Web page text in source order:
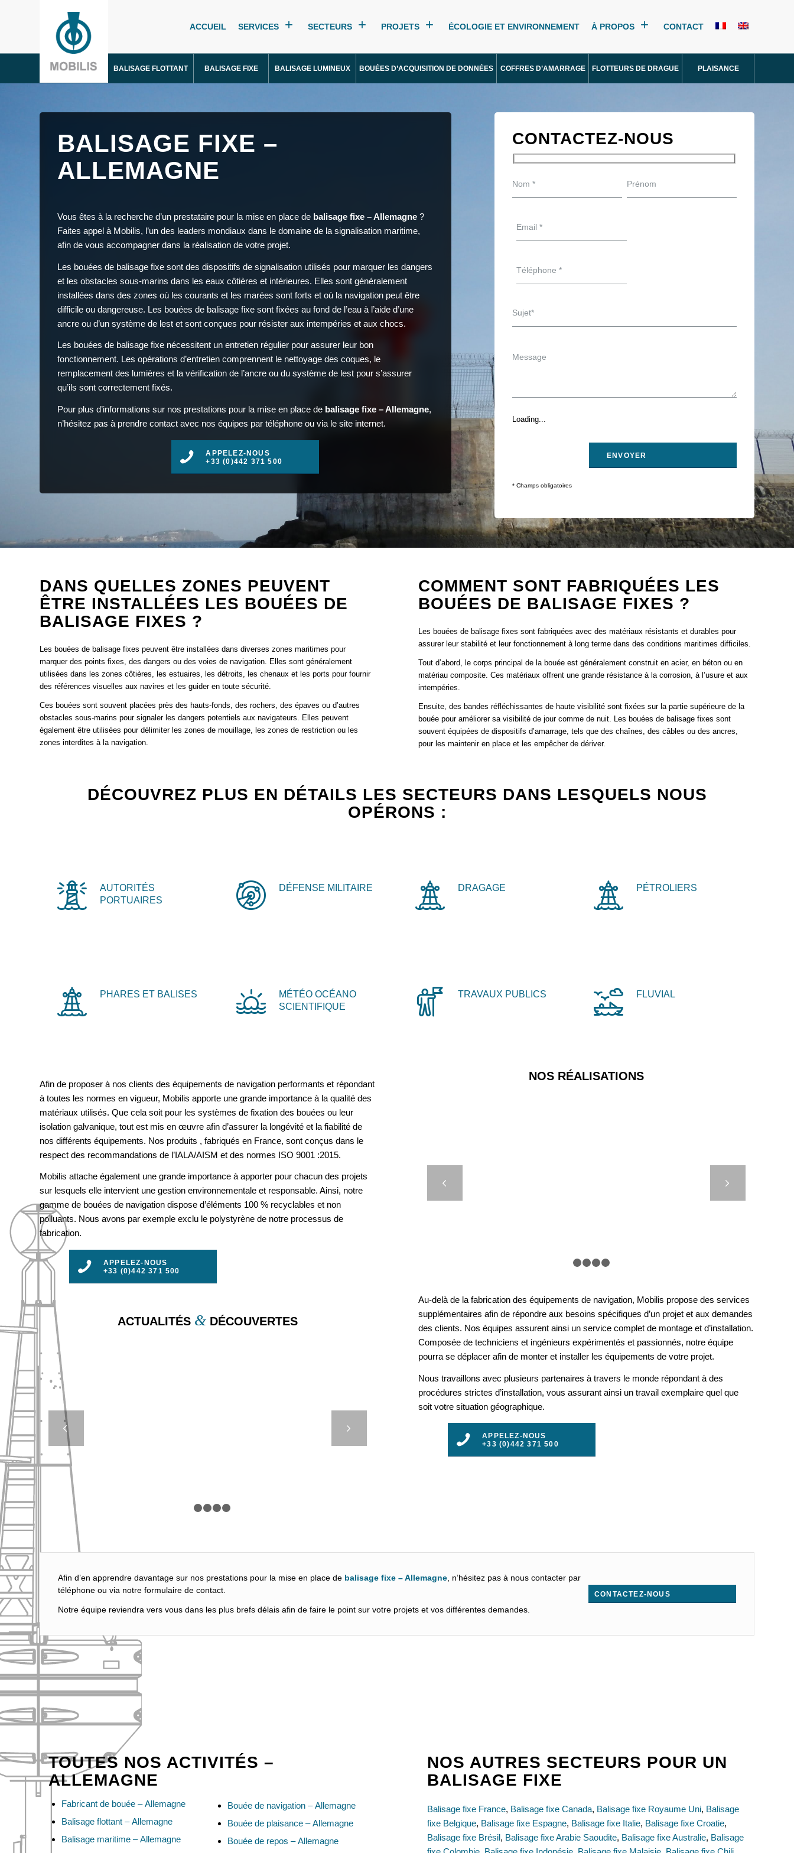
ACCUEIL SERVICES SECTEURS PROJETS ÉCOLOGIE ET ENVIRONNEMENT À PROPOS CONTACT
BALISAGE FLOTTANT BALISAGE FIXE BALISAGE LUMINEUX BOUÉES D’ACQUISITION DE DONNÉES COFFRES D’AMARRAGE FLOTTEURS DE DRAGUE PLAISANCE
BALISAGE FIXE –
ALLEMAGNE
Vous êtes à la recherche d’un prestataire pour la mise en place de balisage fixe – Allemagne ?
Faites appel à Mobilis, l’un des leaders mondiaux dans le domaine de la signalisation maritime,
afin de vous accompagner dans la réalisation de votre projet.
Les bouées de balisage fixe sont des dispositifs de signalisation utilisés pour marquer les dangers
et les obstacles sous-marins dans les eaux côtières et intérieures. Elles sont généralement
installées dans des zones où les courants et les marées sont forts et où la navigation peut être
difficile ou dangereuse. Les bouées de balisage fixe sont fixées au fond de l’eau à l’aide d’une
ancre ou d’un système de lest et sont conçues pour résister aux intempéries et aux chocs.
Les bouées de balisage fixe nécessitent un entretien régulier pour assurer leur bon
fonctionnement. Les opérations d’entretien comprennent le nettoyage des coques, le
remplacement des lumières et la vérification de l’ancre ou du système de lest pour s’assurer
qu’ils sont correctement fixés.
Pour plus d’informations sur nos prestations pour la mise en place de balisage fixe – Allemagne,
n’hésitez pas à prendre contact avec nos équipes par téléphone ou via le site internet.
APPELEZ-NOUS
+33 (0)442 371 500
CONTACTEZ-NOUS
Loading...
* Champs obligatoires
DANS QUELLES ZONES PEUVENT
ÊTRE INSTALLÉES LES BOUÉES DE
BALISAGE FIXES ?
Les bouées de balisage fixes peuvent être installées dans diverses zones maritimes pour
marquer des points fixes, des dangers ou des voies de navigation. Elles sont généralement
utilisées dans les zones côtières, les estuaires, les détroits, les chenaux et les ports pour fournir
des références visuelles aux navires et les guider en toute sécurité.
Ces bouées sont souvent placées près des hauts-fonds, des rochers, des épaves ou d’autres
obstacles sous-marins pour signaler les dangers potentiels aux navigateurs. Elles peuvent
également être utilisées pour délimiter les zones de mouillage, les zones de restriction ou les
zones interdites à la navigation.
COMMENT SONT FABRIQUÉES LES
BOUÉES DE BALISAGE FIXES ?
Les bouées de balisage fixes sont fabriquées avec des matériaux résistants et durables pour
assurer leur stabilité et leur fonctionnement à long terme dans des conditions maritimes difficiles.
Tout d’abord, le corps principal de la bouée est généralement construit en acier, en béton ou en
matériau composite. Ces matériaux offrent une grande résistance à la corrosion, à l’usure et aux
intempéries.
Ensuite, des bandes réfléchissantes de haute visibilité sont fixées sur la partie supérieure de la
bouée pour améliorer sa visibilité de jour comme de nuit. Les bouées de balisage fixes sont
souvent équipées de dispositifs d’amarrage, tels que des chaînes, des câbles ou des ancres,
pour les maintenir en place et les empêcher de dériver.
DÉCOUVREZ PLUS EN DÉTAILS LES SECTEURS DANS LESQUELS NOUS
OPÉRONS :
AUTORITÉS
PORTUAIRES
DÉFENSE MILITAIRE DRAGAGE PÉTROLIERS
PHARES ET BALISES
MÉTÉO OCÉANO
SCIENTIFIQUE
TRAVAUX PUBLICS FLUVIAL
Afin de proposer à nos clients des équipements de navigation performants et répondant
à toutes les normes en vigueur, Mobilis apporte une grande importance à la qualité des
matériaux utilisés. Que cela soit pour les systèmes de fixation des bouées ou leur
isolation galvanique, tout est mis en œuvre afin d’assurer la longévité et la fiabilité de
nos différents équipements. Nos produits , fabriqués en France, sont conçus dans le
respect des recommandations de l’IALA/AISM et des normes ISO 9001 :2015.
Mobilis attache également une grande importance à apporter pour chacun des projets
sur lesquels elle intervient une gestion environnementale et responsable. Ainsi, notre
gamme de bouées de navigation dispose d’éléments 100 % recyclables et non
polluants. Nous avons par exemple exclu le polystyrène de notre processus de
fabrication.
APPELEZ-NOUS
+33 (0)442 371 500
NOS RÉALISATIONS
Précédent
ACTUALITÉS &DÉCOUVERTES
Au-delà de la fabrication des équipements de navigation, Mobilis propose des services
supplémentaires afin de répondre aux besoins spécifiques d’un projet et aux demandes
des clients. Nos équipes assurent ainsi un service complet de montage et d’installation.
Composée de techniciens et ingénieurs expérimentés et passionnés, notre équipe
pourra se déplacer afin de monter et installer les équipements de votre projet.
Nous travaillons avec plusieurs partenaires à travers le monde répondant à des
procédures strictes d’installation, vous assurant ainsi un travail exemplaire quel que
soit votre situation géographique.
APPELEZ-NOUS
+33 (0)442 371 500
Afin d’en apprendre davantage sur nos prestations pour la mise en place de balisage fixe – Allemagne , n’hésitez pas à nous contacter par
téléphone ou via notre formulaire de contact.
Notre équipe reviendra vers vous dans les plus brefs délais afin de faire le point sur votre projets et vos différentes demandes.
CONTACTEZ-NOUS
TOUTES NOS ACTIVITÉS –
ALLEMAGNE
Fabricant de bouée – Allemagne
Balisage flottant – Allemagne
Balisage maritime – Allemagne
Bouée de navigation – Allemagne
Bouée de plaisance – Allemagne
Bouée de repos – Allemagne
NOS AUTRES SECTEURS POUR UN
BALISAGE FIXE
Balisage fixe France, Balisage fixe Canada, Balisage fixe Royaume Uni, Balisage
fixe Belgique, Balisage fixe Espagne, Balisage fixe Italie, Balisage fixe Croatie,
Balisage fixe Brésil , Balisage fixe Arabie Saoudite, Balisage fixe Australie, Balisage